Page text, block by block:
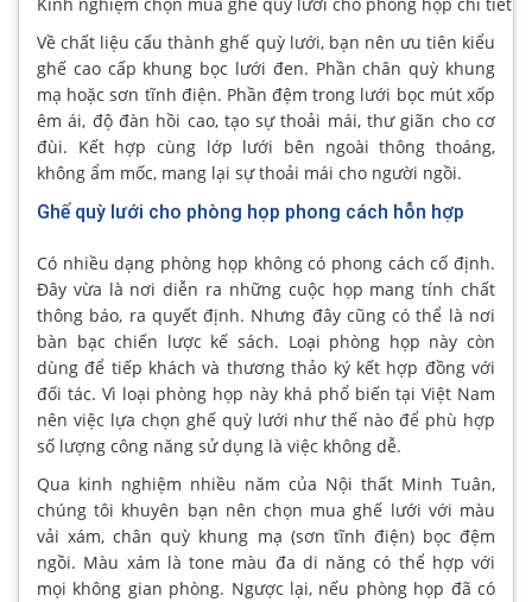
Về chất liệu cấu thành ghế quỳ lưới, bạn nên ưu tiên kiểu
ghế cao cấp khung bọc lưới đen. Phần chân quỳ khung
mạ hoặc sơn tĩnh điện. Phần đệm trong lưới bọc mút xốp
êm ái, độ đàn hồi cao, tạo sự thoải mái, thư giãn cho cơ
đùi. Kết hợp cùng lớp lưới bên ngoài thông thoáng,
không ẩm mốc, mang lại sự thoải mái cho người ngồi.
Ghế quỳ lưới cho phòng họp phong cách hỗn hợp
Có nhiều dạng phòng họp không có phong cách cố định.
Đây vừa là nơi diễn ra những cuộc họp mang tính chất
thông báo, ra quyết định. Nhưng đây cũng có thể là nơi
bàn bạc chiến lược kế sách. Loại phòng họp này còn
dùng để tiếp khách và thương thảo ký kết hợp đồng với
đối tác. Vì loại phòng họp này khá phổ biến tại Việt Nam
nên việc lựa chọn ghế quỳ lưới như thế nào để phù hợp
số lượng công năng sử dụng là việc không dễ.
Qua kinh nghiệm nhiều năm của Nội thất Minh Tuân,
chúng tôi khuyên bạn nên chọn mua ghế lưới với màu
vải xám, chân quỳ khung mạ (sơn tĩnh điện) bọc đệm
ngồi. Màu xám là tone màu đa di năng có thể hợp với
mọi không gian phòng. Ngược lại, nếu phòng họp đã có